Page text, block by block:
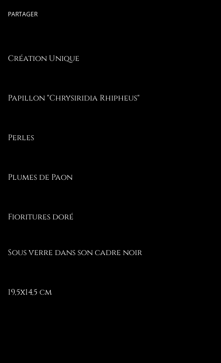
PARTAGER
Création Unique
Papillon "Chrysiridia Rhipheus"
Perles
Plumes de Paon
Fioritures doré
Sous verre dans son cadre noir
19,5x14,5 cm